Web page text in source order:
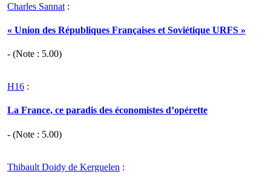
Charles Sannat :
« Union des Républiques Françaises et Soviétique URFS »
- (Note : 5.00)
H16 :
La France, ce paradis des économistes d’opérette
- (Note : 5.00)
Thibault Doidy de Kerguelen :